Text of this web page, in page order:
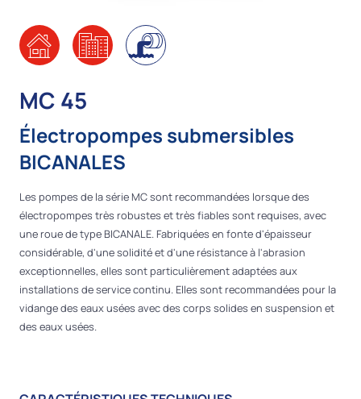
MC 45
Électropompes submersibles
BICANALES
Les pompes de la série MC sont recommandées lorsque des
électropompes très robustes et très fiables sont requises, avec
une roue de type BICANALE. Fabriquées en fonte d'épaisseur
considérable, d'une solidité et d'une résistance à l'abrasion
exceptionnelles, elles sont particulièrement adaptées aux
installations de service continu. Elles sont recommandées pour la
vidange des eaux usées avec des corps solides en suspension et
des eaux usées.